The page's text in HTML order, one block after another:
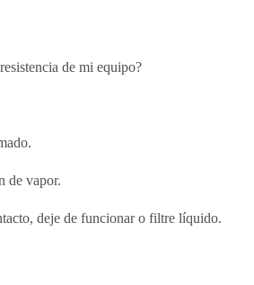
de mi equipo?
de vapor.
deje de funcionar o filtre líquido.